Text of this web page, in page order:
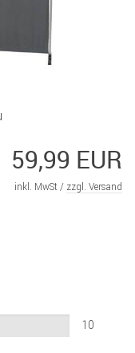
59,99 EUR
inkl. MwSt / zzgl. Versand
10